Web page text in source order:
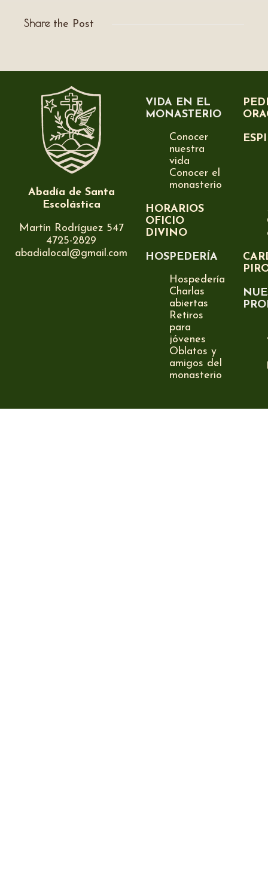
Sharethe Post
Abadía de Santa
Escolástica
Martín Rodríguez 547
4725-2829
abadialocal@gmail.com
VIDA EN EL
MONASTERIO
Conocer
nuestra
vida
Conocer el
monasterio
HORARIOS
OFICIO
DIVINO
HOSPEDERÍA
Hospedería
Charlas
abiertas
Retiros
para
jóvenes
Oblatos y
amigos del
monasterio